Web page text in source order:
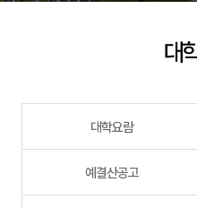
대
대학요람
예결산공고